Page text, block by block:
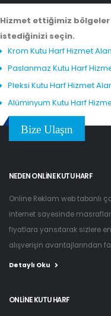
Hizmet ettiğimiz
istediğinizi seçin.
Krom Kutu Harf Hizmet
Paslanmaz Kutu Harf
Pleksi Kutu Harf Hizmet
Alüminyum Kutu Harf
Bize Ulaşın
NEDEN ONLINE KUTU HARF
Online Reklam web tabanlı
internet sayesinde
fiyatlara yansıtarak sizlere
alışverişin avantajlarından
Detaylı Oku
ONLINE KUTU HARF